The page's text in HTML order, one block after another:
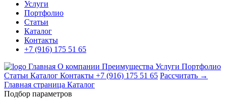
Услуги
Портфолио
Статьи
Каталог
Контакты
+7 (916) 175 51 65
Главная О компании Преимущества Услуги Портфолио
Статьи Каталог Контакты +7 (916) 175 51 65 Рассчитать →
Главная страница Каталог
Подбор параметров